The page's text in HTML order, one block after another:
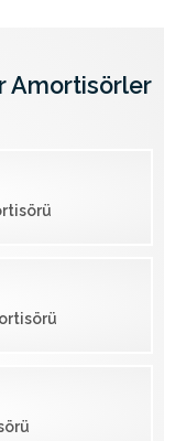
Amortisörler